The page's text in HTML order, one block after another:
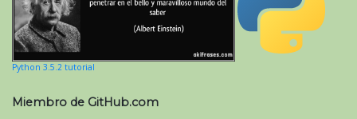
Python 3.5.2 tutorial
Miembro de GitHub.com